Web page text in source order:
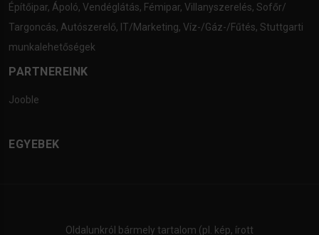
Építőipar, Ápoló, Vendéglátás, Fémipar, Villanyszerelés, Sofőr/
Targoncás, Autószerelő, IT/Marketing, Víz-/Gáz-/Fűtés, Stuttgarti
munkalehetőségek
PARTNEREINK
Jooble
EGYEBEK
Oldalunkról bármely tartalom (pl. kép, írott